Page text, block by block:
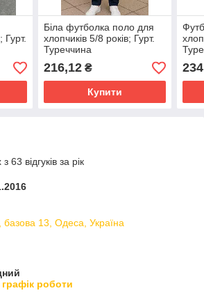
Гурт.
Біла футболка поло для
хлопчиків 5/8 років; Гурт.
Туреччина
216,12₴
Купити
63 відгуків за рік
13, Одеса, Україна
роботи